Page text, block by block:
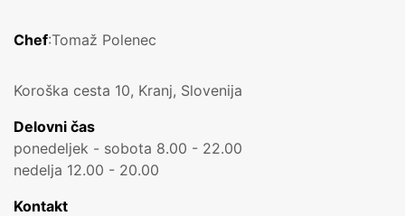
Chef:Tomaž Polenec
Koroška cesta 10, Kranj, Slovenija
Delovni čas
ponedeljek - sobota 8.00 - 22.00
nedelja 12.00 - 20.00
Kontakt